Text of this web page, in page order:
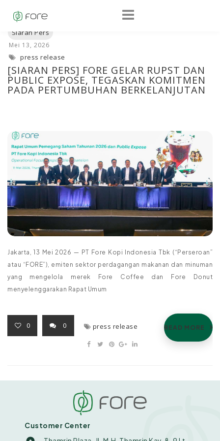
[SIARAN PERS] FORE GELAR RUPST DAN
PUBLIC EXPOSE, TEGASKAN KOMITMEN
PADA PERTUMBUHAN BERKELANJUTAN
press release
Jakarta, 13 Mei 2026 — PT Fore Kopi Indonesia Tbk (“Perseroan”
atau “FORE”), emiten sektor perdagangan makanan dan minuman
yang mengelola merek Fore Coffee dan Fore Donut
menyelenggarakan Rapat Umum
READ MORE
0 0 press release
Customer Center